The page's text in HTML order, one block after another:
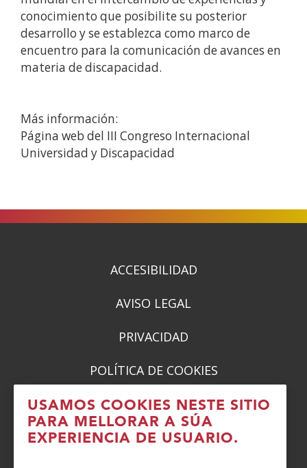
USAMOS COOKIES NESTE SITIO
PARA MELLORAR A SÚA
EXPERIENCIA DE USUARIO.
conocimiento que posibilite su posterior
desarrollo y se establezca como marco de
encuentro para la comunicación de avances en
materia de discapacidad.
Más información:
Página web del III Congreso Internacional
Universidad y Discapacidad
ACCESIBILIDAD
AVISO LEGAL
PRIVACIDAD
POLÍTICA DE COOKIES
DENUNCIAS
CONTACTO